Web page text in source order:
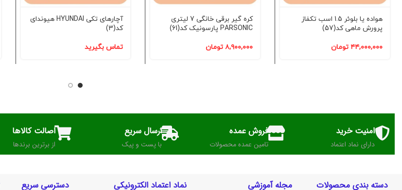
هواده یا بلوئر 1.5 اسب تکفاز
پرورش ماهی کد(57)
۴۴,۰۰۰,۰۰۰ تومان
کره گیر برقی خانگی 7 لیتری
PARSONIC پارسونیک کد(61)
۸,۹۰۰,۰۰۰ تومان
آچارهای تکی HYUNDAI هیوندای
کد(3)
تماس بگیرید
امنیت خرید
دارای نماد اعتماد
فروش عمده
تامین عمده محصولات
ارسال سریع
با پست و پیک
اصالت کالاها
از برترین برندها
دسته بندی محصولات مجله آموزشی نماد اعتماد الکترونیکی دسترسی سریع